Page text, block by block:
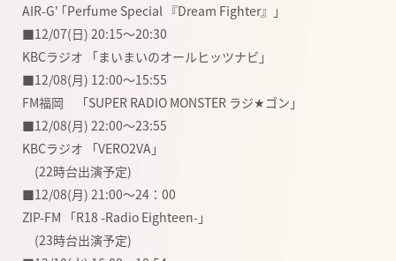
AIR-G' ｢Perfume Special 『Dream Fighter』｣
■12/07(日) 20:15〜20:30
KBCラジオ 「まいまいのオールヒッツナビ」
■12/08(月) 12:00〜15:55
FM福岡 「SUPER RADIO MONSTER ラジ★ゴン」
■12/08(月) 22:00〜23:55
KBCラジオ 「VERO2VA」
(22時台出演予定)
■12/08(月) 21:00〜24：00
ZIP-FM 「R18 -Radio Eighteen-」
(23時台出演予定)